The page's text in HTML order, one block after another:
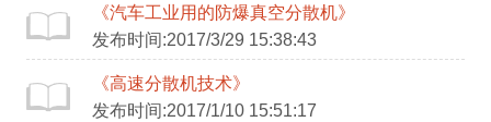
《汽车工业用的防爆真空分散机》
发布时间:2017/3/29 15:38:43
《高速分散机技术》
发布时间:2017/1/10 15:51:17